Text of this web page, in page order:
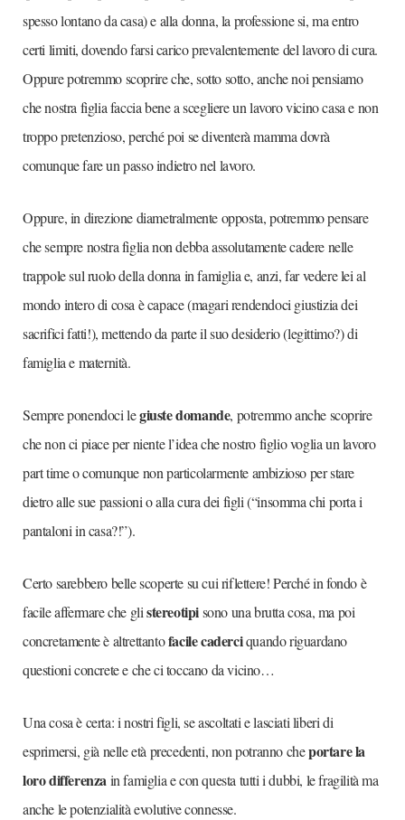
spesso lontano da casa) e alla donna, la professione si, ma entro
certi limiti, dovendo farsi carico prevalentemente del lavoro di cura.
Oppure potremmo scoprire che, sotto sotto, anche noi pensiamo
che nostra figlia faccia bene a scegliere un lavoro vicino casa e non
troppo pretenzioso, perché poi se diventerà mamma dovrà
comunque fare un passo indietro nel lavoro.
Oppure, in direzione diametralmente opposta, potremmo pensare
che sempre nostra figlia non debba assolutamente cadere nelle
trappole sul ruolo della donna in famiglia e, anzi, far vedere lei al
mondo intero di cosa è capace (magari rendendoci giustizia dei
sacrifici fatti!), mettendo da parte il suo desiderio (legittimo?) di
famiglia e maternità.
Sempre ponendoci legiuste domande, potremmo anche scoprire
che non ci piace per niente l’idea che nostro figlio voglia un lavoro
part time o comunque non particolarmente ambizioso per stare
dietro alle sue passioni o alla cura dei figli (“insomma chi porta i
pantaloni in casa?!”).
Certo sarebbero belle scoperte su cui riflettere! Perché in fondo è
facile affermare che glistereotipisono una brutta cosa, ma poi
concretamente è altrettantofacile caderciquando riguardano
questioni concrete e che ci toccano da vicino…
Una cosa è certa: i nostri figli, se ascoltati e lasciati liberi di
esprimersi, già nelle età precedenti, non potranno cheportare la
loro differenzain famiglia e con questa tutti i dubbi, le fragilità ma
anche le potenzialità evolutive connesse.